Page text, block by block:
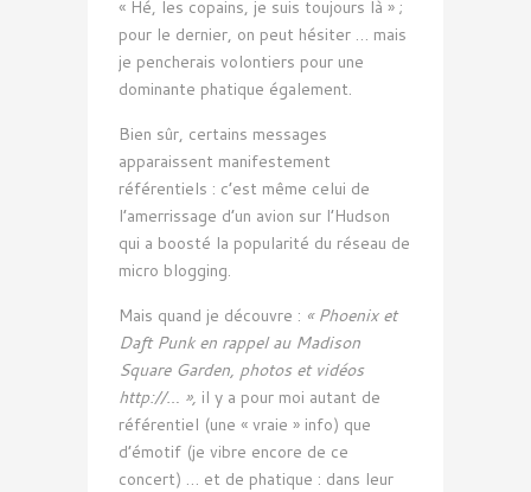
« Hé, les copains, je suis toujours là » ;
pour le dernier, on peut hésiter … mais
je pencherais volontiers pour une
dominante phatique également.
Bien sûr, certains messages
apparaissent manifestement
référentiels : c’est même celui de
l’amerrissage d’un avion sur l’Hudson
qui a boosté la popularité du réseau de
micro blogging.
Mais quand je découvre : « Phoenix et
Daft Punk en rappel au Madison
Square Garden, photos et vidéos
http://… », il y a pour moi autant de
référentiel (une « vraie » info) que
d’émotif (je vibre encore de ce
concert) … et de phatique : dans leur